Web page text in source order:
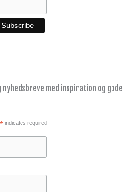
nyhedsbreve med inspiration og gode
*indicates required